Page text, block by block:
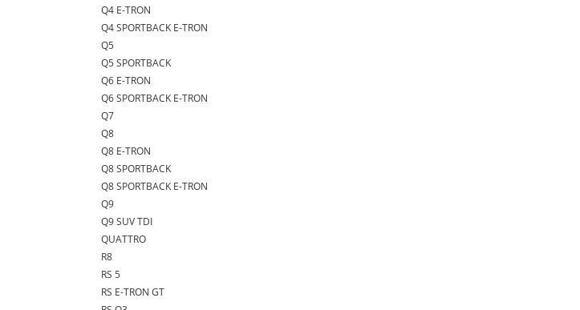
Q4 E-TRON
Q4 SPORTBACK E-TRON
Q5
Q5 SPORTBACK
Q6 E-TRON
Q6 SPORTBACK E-TRON
Q7
Q8
Q8 E-TRON
Q8 SPORTBACK
Q8 SPORTBACK E-TRON
Q9
Q9 SUV TDI
QUATTRO
R8
RS 5
RS E-TRON GT